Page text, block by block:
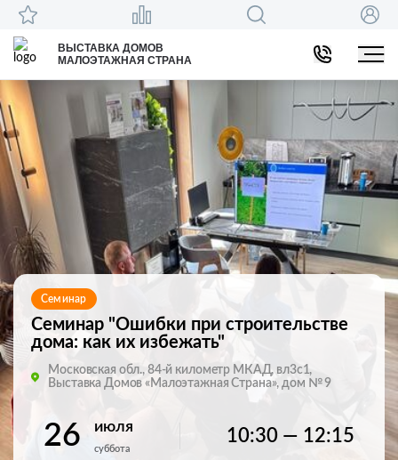
ВЫСТАВКА ДОМОВ
МАЛОЭТАЖНАЯ СТРАНА
Семинар
Семинар "Ошибки при строительстве
дома: как их избежать"
Московская обл., 84-й километр МКАД, вл3с1,
Выставка Домов «Малоэтажная Страна», дом № 9
26 июля
суббота
10:30 — 12:15